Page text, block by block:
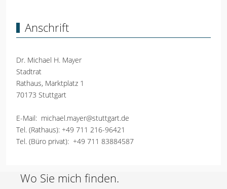
Anschrift
Dr. Michael H. Mayer
Stadtrat
Rathaus, Marktplatz 1
70173 Stuttgart
E-Mail: michael.mayer@stuttgart.de
Tel. (Rathaus): +49 711 216-96421
Tel. (Büro privat): +49 711 83884587
Wo Sie mich finden.